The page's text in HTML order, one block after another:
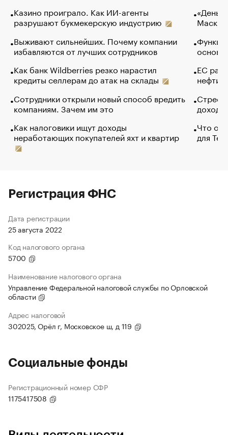
Казино проиграло. Как ИИ-агенты
разрушают букмекерскую индустрию
Выживают сильнейших. Почему компании
избавляются от лучших сотрудников
Как банк Wildberries резко нарастил
кредиты селлерам до атак на склады
Сотрудники открыли новый способ вредить
компаниям. Зачем им это
Как налоговики ищут доходы
неработающих покупателей яхт и квартир
Маск в
основ
ЕС
нефти
Что
для
Регистрация ФНС
Дата регистрации
25 августа 2022
Код налогового органа
5700
Наименование налогового органа
Управление Федеральной налоговой службы по Орловской
области
Адрес налоговой
302025, Орёл г, Московское ш, д 119
Социальные фонды
Регистрационный номер СФР
1175417508